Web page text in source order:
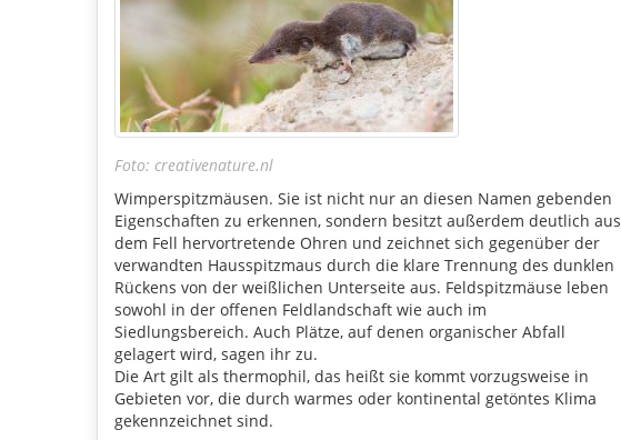
Foto: creativenature.nl
Wimperspitzmäusen. Sie ist nicht nur an diesen Namen gebenden
Eigenschaften zu erkennen, sondern besitzt außerdem deutlich aus
dem Fell hervortretende Ohren und zeichnet sich gegenüber der
verwandten Hausspitzmaus durch die klare Trennung des dunklen
Rückens von der weißlichen Unterseite aus. Feldspitzmäuse leben
sowohl in der offenen Feldlandschaft wie auch im
Siedlungsbereich. Auch Plätze, auf denen organischer Abfall
gelagert wird, sagen ihr zu.
Die Art gilt als thermophil, das heißt sie kommt vorzugsweise in
Gebieten vor, die durch warmes oder kontinental getöntes Klima
gekennzeichnet sind.